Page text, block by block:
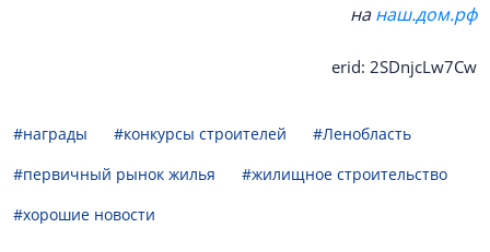
нанаш.дом.рф
erid: 2SDnjcLw7Cw
#награды #конкурсы строителей
#Ленобласть
#первичный рынок жилья
#жилищное строительство
#хорошие новости